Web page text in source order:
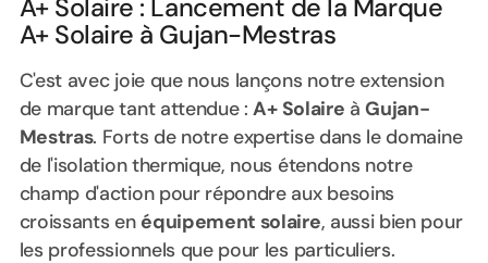
A+ Solaire : Lancement de la Marque
A+ Solaire à Gujan-Mestras
C'est avec joie que nous lançons notre extension
de marque tant attendue :A+ Solaire àGujan-
Mestras. Forts de notre expertise dans le domaine
de l'isolation thermique, nous étendons notre
champ d'action pour répondre aux besoins
croissants en équipement solaire, aussi bien pour
les professionnels que pour les particuliers.